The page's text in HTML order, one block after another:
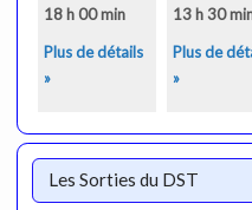
18 h 00 min
Plus de détails
»
13 h 30
Plus de
»
Les Sorties du DST